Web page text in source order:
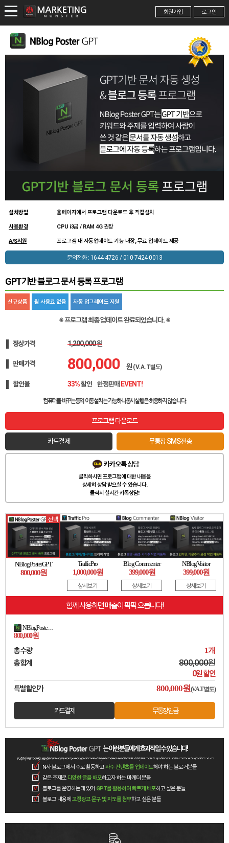
로그인
회원가입
설치방법 홈페이지에서 프로그램 다운로드 후 직접설치
사용환경 CPU i3급 / RAM 4G 권장
A/S지원 프로그램 내 자동업데이트 기능 내장, 무료 업데이트 제공
문의전화 : 1644-4726 / 010-7424-0013
GPT기반 블로그 문서 등록 프로그램
신규상품 월 사용료 없음 자동 업그레이드 지원
※ 프로그램 최종 업데이트 완료되었습니다. ※
정상가격 1,200,000 원
판매가격 800,000 원 (V.A.T별도)
할인율 33%할인 한정판매 EVENT!
컴퓨터를 바꾸는등의 이동설치는 가능하나동시실행은 허용하지 않습니다.
프로그램 다운로드
카드결제 무통장 SMS전송
카카오톡 상담
클릭하시면 프로그램에 대한 내용을
상세히 상담 받으실 수 있습니다.
클릭시 실시간 카톡상담!
NBlogPosterGPT
800,000원
선택
TrafficPro
1,000,000원
상세보기
Blog Commenter
399,000원
상세보기
NBlogVisitor
399,000원
상세보기
함께 사용하면 매출이 팍팍 오릅니다!
NBlogPosterGPT
800,000원
총 수량 1개
총 합계 800,000원
0원 할인
특별 할인가 800,000원(V.A.T별도)
카드결제 무통장입금
는 이런분들에게 효과적일 수 있습니다!
N사 블로그에서 주로 활동하고자주 컨텐츠를 업데이트해야 하는 블로거분들
같은 주제로 다양한 글을 배포하고자 하는 마케터 분들
블로그를 운영하는데 있어 GPT를 활용하여 빠르게 배포하고 싶은 분들
블로그 내용에 고정광고 문구 및 지도를 첨부하고 싶은 분들